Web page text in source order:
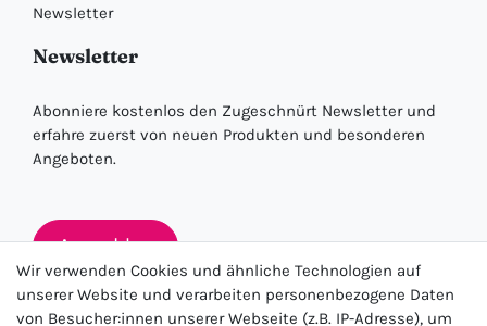
Newsletter
Newsletter
Abonniere kostenlos den Zugeschnürt Newsletter und
erfahre zuerst von neuen Produkten und besonderen
Angeboten.
Anmelden
Wir verwenden Cookies und ähnliche Technologien auf
unserer Website und verarbeiten personenbezogene Daten
von Besucher:innen unserer Webseite (z.B. IP-Adresse), um